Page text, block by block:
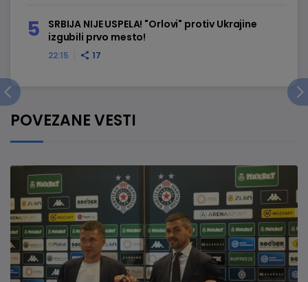
22:15 17
SRBIJA NIJE USPELA! "Orlovi" protiv Ukrajine
izgubili prvo mesto!
POVEZANE VESTI